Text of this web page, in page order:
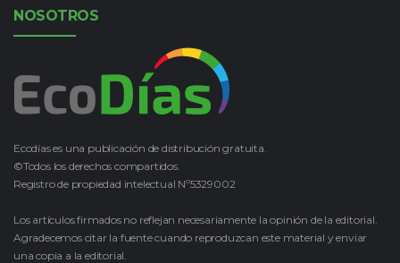
NOSOTROS
Ecodías es una publicación de distribución gratuita.
©Todos los derechos compartidos.
Registro de propiedad intelectual Nº5329002
Los artículos firmados no reflejan necesariamente la opinión de la editorial.
Agradecemos citar la fuente cuando reproduzcan este material y enviar
una copia a la editorial.